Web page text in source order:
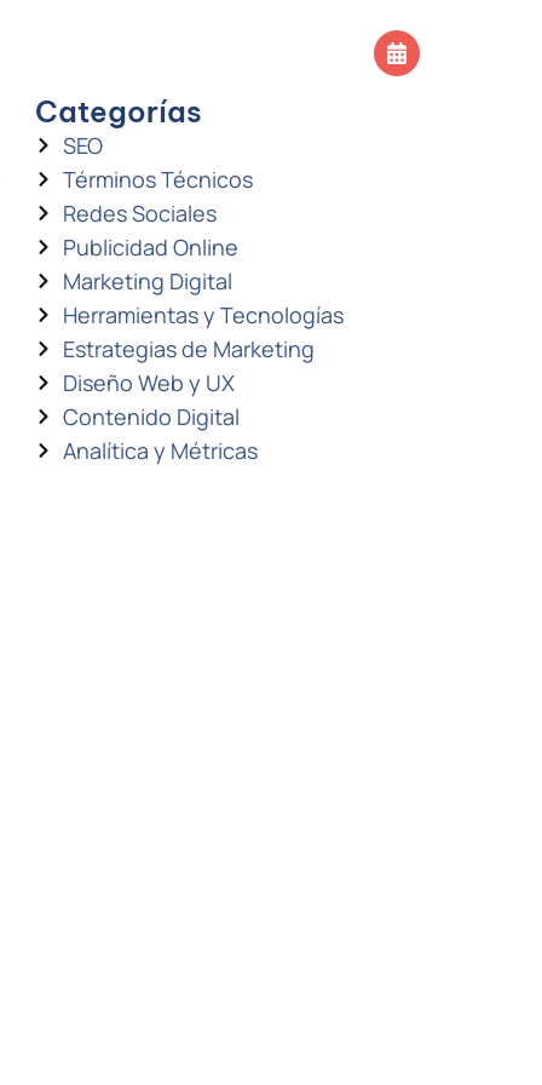
Categorías
SEO
Términos Técnicos
Redes Sociales
Publicidad Online
Marketing Digital
Herramientas y Tecnologías
Estrategias de Marketing
Diseño Web y UX
Contenido Digital
Analítica y Métricas